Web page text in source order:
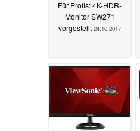
Für Profis: 4K-HDR-
Monitor SW271
vorgestellt 24.10.2017